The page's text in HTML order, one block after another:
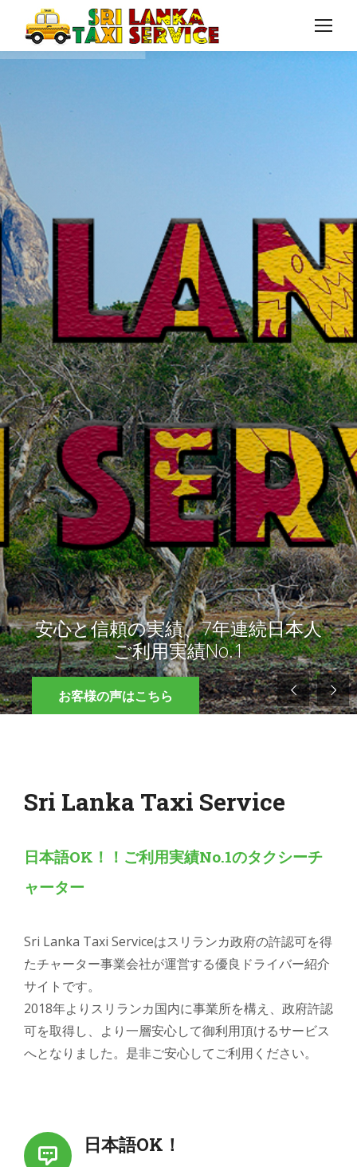
安心と信頼の実績、7年連続日本人
ご利用実績No.1
お客様の声はこちら
Sri Lanka Taxi Service
日本語OK！！ご利用実績No.1のタクシーチ
ャーター
Sri Lanka Taxi Serviceはスリランカ政府の許認可を得
たチャーター事業会社が運営する優良ドライバー紹介
サイトです。
2018年よりスリランカ国内に事業所を構え、政府許認
可を取得し、より一層安心して御利用頂けるサービス
へとなりました。是非ご安心してご利用ください。
日本語OK！